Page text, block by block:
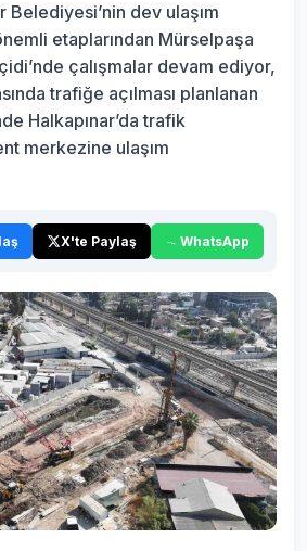
Belediyesi’nin dev ulaşım
etaplarından Mürselpaşa
çalışmalar devam ediyor,
trafiğe açılması planlanan
Halkapınar’da trafik
merkezine ulaşım
X'te Paylaş WhatsApp